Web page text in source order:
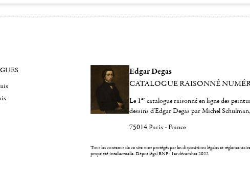
Edgar Degas
CATALOGUE RAISONNÉ
Le 1er catalogue raisonné en ligne des
dessins d'Edgar Degas par Michel
75014 Paris - France
Tous les contenus de ce site sont protégés par les dispositions légales et
propriété intellectuelle.Dépot légal BNF : 1er décembre 2022